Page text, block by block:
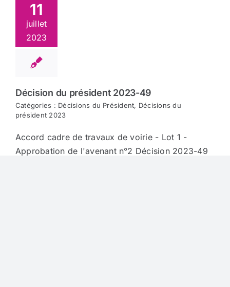
11
juillet
2023
Décision du président 2023-49
Catégories : Décisions du Président, Décisions du
président 2023
Accord cadre de travaux de voirie - Lot 1 -
Approbation de l'avenant n°2 Décision 2023-49